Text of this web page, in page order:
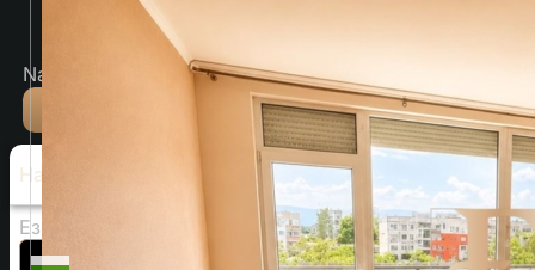
Съгласявам се с правилата и условията
Name
Настройки
Език